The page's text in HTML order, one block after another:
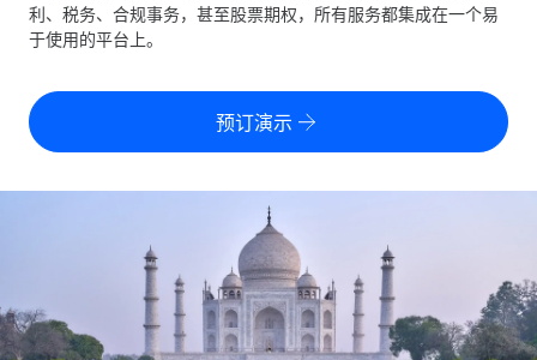
全球薪资管理
轻松运行合规薪资
零实体成本实现全球扩张
合同工管理
全球合同工入职与管理
PEO
覆盖全球
美国各州浏览器
了解我们的竞争优势
成长阶段
资源
工具与计算器
误分类风险计算工具
计算任何国家的员工总成本
合同工薪酬结算计算器
探索全球合同工的结算货币选项与结算速度
定价
中文（简体）
Nederlands 登录
利、税务、合规事务，甚至股票期权，所有服务都集成在一个易
于使用的平台上。
预订演示